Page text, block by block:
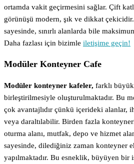
ortamda vakit geçirmesini sağlar. Çift
görünüşü modern, şık ve dikkat
sayesinde, sınırlı alanlarda bile
Daha fazlası için bizimle iletişime geçin!
Modüler Konteyner Cafe
Modüler konteyner kafeler, farklı
birleştirilmesiyle oluşturulmaktadır. Bu
çok avantajlıdır çünkü içerideki alanlar,
veya daraltılabilir. Birden fazla
oturma alanı, mutfak, depo ve hizmet
sayesinde, dilediğiniz zaman konteyner
yapılmaktadır. Bu esneklik, büyüyen bir